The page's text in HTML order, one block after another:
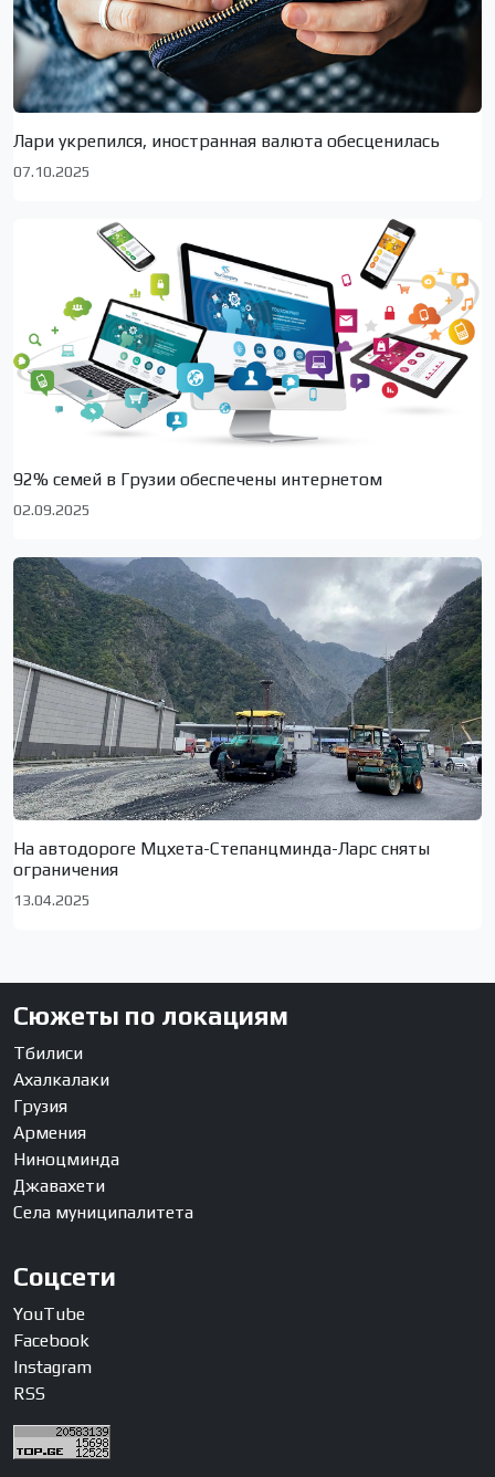
Лари укрепился, иностранная валюта обесценилась
07.10.2025
92% семей в Грузии обеспечены интернетом
02.09.2025
На автодороге Мцхета-Степанцминда-Ларс сняты
ограничения
13.04.2025
Сюжеты по локациям
Тбилиси
Ахалкалаки
Грузия
Армения
Ниноцминда
Джавахети
Села муниципалитета
Соцсети
YouTube
Facebook
Instagram
RSS